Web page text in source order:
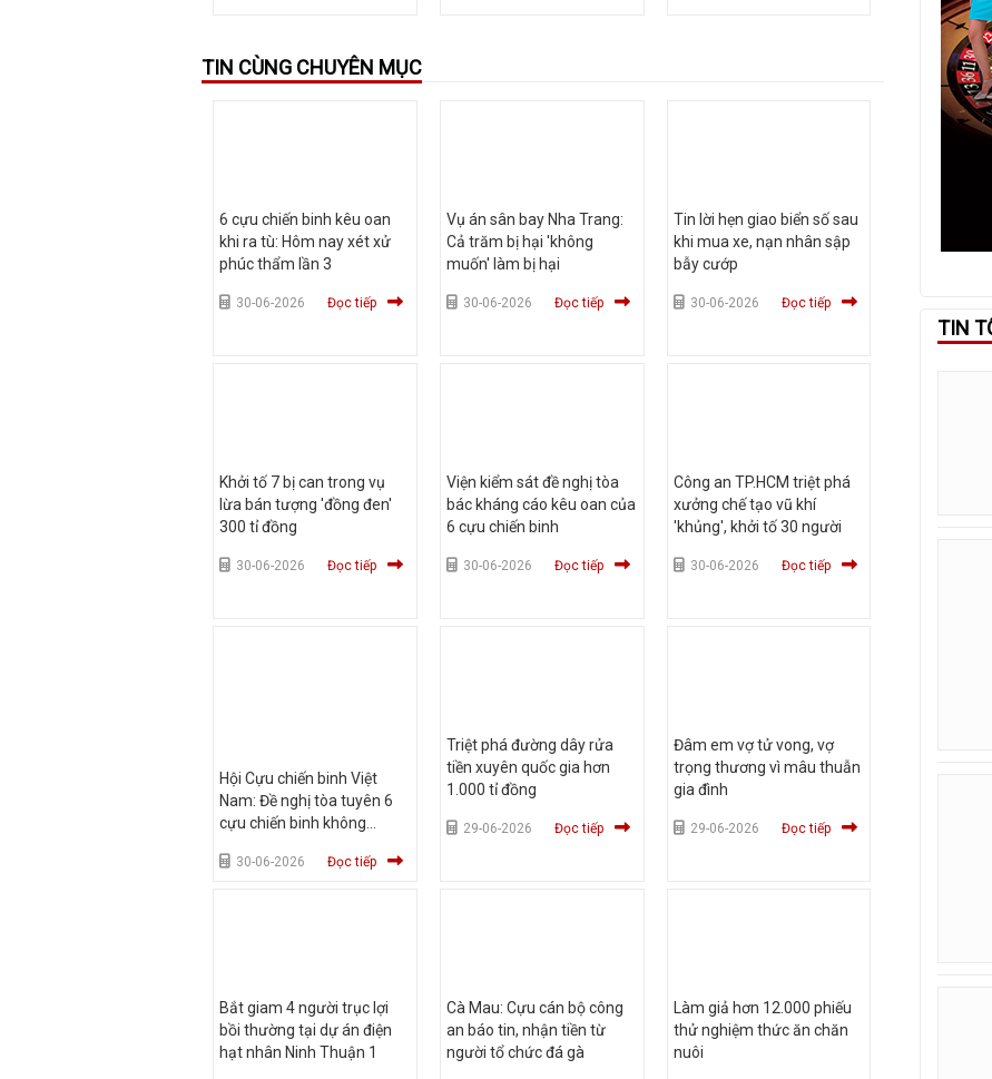
TIN CÙNG CHUYÊN MỤC
6 cựu chiến binh kêu oan
khi ra tù: Hôm nay xét xử
phúc thẩm lần 3
30-06-2026 Đọc tiếp
Vụ án sân bay Nha Trang:
Cả trăm bị hại 'không
muốn' làm bị hại
30-06-2026 Đọc tiếp
Tin lời hẹn giao biển số sau
khi mua xe, nạn nhân sập
bẫy cướp
30-06-2026 Đọc tiếp
Khởi tố 7 bị can trong vụ
lừa bán tượng 'đồng đen'
300 tỉ đồng
30-06-2026 Đọc tiếp
Viện kiểm sát đề nghị tòa
bác kháng cáo kêu oan của
6 cựu chiến binh
30-06-2026 Đọc tiếp
Công an TP.HCM triệt phá
xưởng chế tạo vũ khí
'khủng', khởi tố 30 người
30-06-2026 Đọc tiếp
Hội Cựu chiến binh Việt
Nam: Đề nghị tòa tuyên 6
cựu chiến binh không
30-06-2026 Đọc tiếp
Triệt phá đường dây rửa
tiền xuyên quốc gia hơn
1.000 tỉ đồng
29-06-2026 Đọc tiếp
Đâm em vợ tử vong, vợ
trọng thương vì mâu thuẫn
gia đình
29-06-2026 Đọc tiếp
Bắt giam 4 người trục lợi
bồi thường tại dự án điện
hạt nhân Ninh Thuận 1
Cà Mau: Cựu cán bộ công
an báo tin, nhận tiền từ
người tổ chức đá gà
Làm giả hơn 12.000 phiếu
thử nghiệm thức ăn chăn
nuôi
TIN